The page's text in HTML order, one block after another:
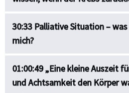
30:33 Palliative Situation –
mich?
01:00:49 „Eine kleine Auszeit
und Achtsamkeit den Körper